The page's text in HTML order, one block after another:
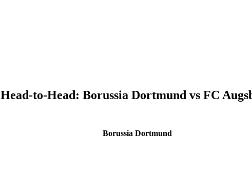
Head-to-Head: Borussia Dortmund vs FC
Borussia Dortmund